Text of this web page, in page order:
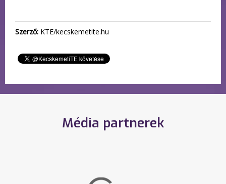
Szerző: KTE/kecskemetite.hu
Média partnerek